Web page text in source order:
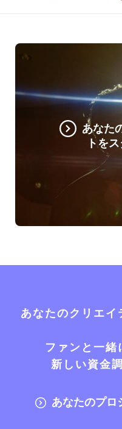
あなた
トを
あなたのクリエイ
ファンと一
新しい資金
あなたのプロ